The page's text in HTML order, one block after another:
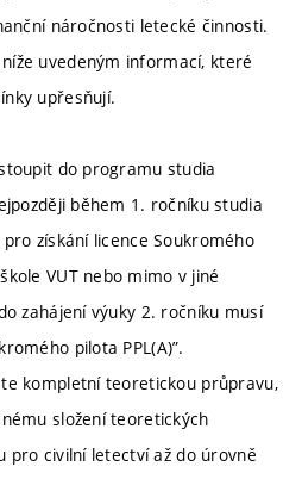
náročnosti letecké činnosti.
uvedeným informací, které
upřesňují.
do programu studia
během 1. ročníku studia
získání licence Soukromého
VUT nebo mimo v jiné
zahájení výuky 2. ročníku musí
pilota PPL(A)”.
kompletní teoretickou průpravu,
složení teoretických
pro civilní letectví až do úrovně